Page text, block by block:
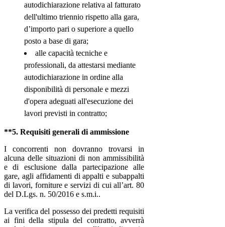
autodichiarazione relativa al fatturato
dell'ultimo triennio rispetto alla gara,
d’importo pari o superiore a quello
posto a base di gara;
alle capacità tecniche e
professionali, da attestarsi mediante
autodichiarazione in ordine alla
disponibilità di personale e mezzi
d'opera adeguati all'esecuzione dei
lavori previsti in contratto;
**5. Requisiti generali di ammissione
I concorrenti non dovranno trovarsi in
alcuna delle situazioni di non ammissibilità
e di esclusione dalla partecipazione alle
gare, agli affidamenti di appalti e subappalti
di lavori, forniture e servizi di cui all’art. 80
del D.Lgs. n. 50/2016 e s.m.i..
La verifica del possesso dei predetti requisiti
ai fini della stipula del contratto, avverrà